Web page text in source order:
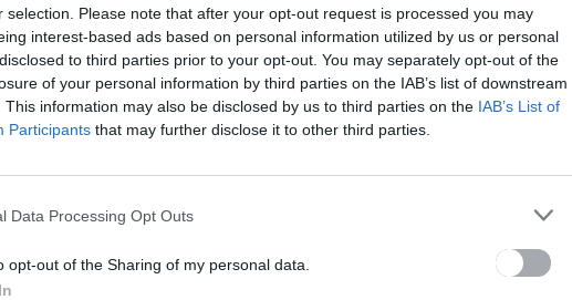
selection. Please note that after your opt-out request is processed you may
interest-based ads based on personal information utilized by us or personal
to third parties prior to your opt-out. You may separately opt-out of the
of your personal information by third parties on the IAB’s list of downstream
This information may also be disclosed by us to third parties on the IAB’s List of
Participants that may further disclose it to other third parties.
Data Processing Opt Outs
opt-out of the Sharing of my personal data.
KÖVETKEZŐ BEJEGYZÉS
szakra lehet felvételizni